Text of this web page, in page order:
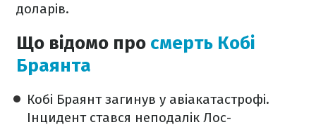
доларів.
Що відомо про смерть Кобі
Браянта
Кобі Браянт загинув у авіакатастрофі.
Інцидент стався неподалік Лос-